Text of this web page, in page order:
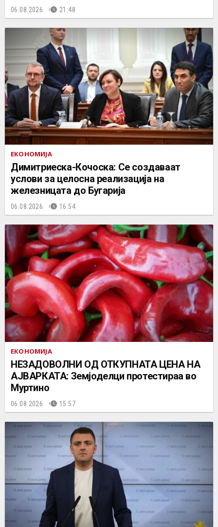
06.08.2026. 21:48
ЕКОНОМИЈА
Димитриеска-Кочоска: Се создаваат
услови за целосна реализација на
железницата до Бугарија
06.08.2026. 16:54
ЕКОНОМИЈА
НЕЗАДОВОЛНИ ОД ОТКУПНАТА ЦЕНА НА
АЈВАРКАТА: Земјоделци протестираа во
Муртино
06.08.2026. 15:57